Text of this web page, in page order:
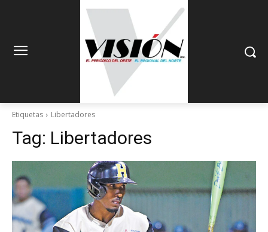
Etiquetas Libertadores
Tag: Libertadores